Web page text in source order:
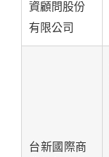
資顧問股份
有限公司
台新國際商